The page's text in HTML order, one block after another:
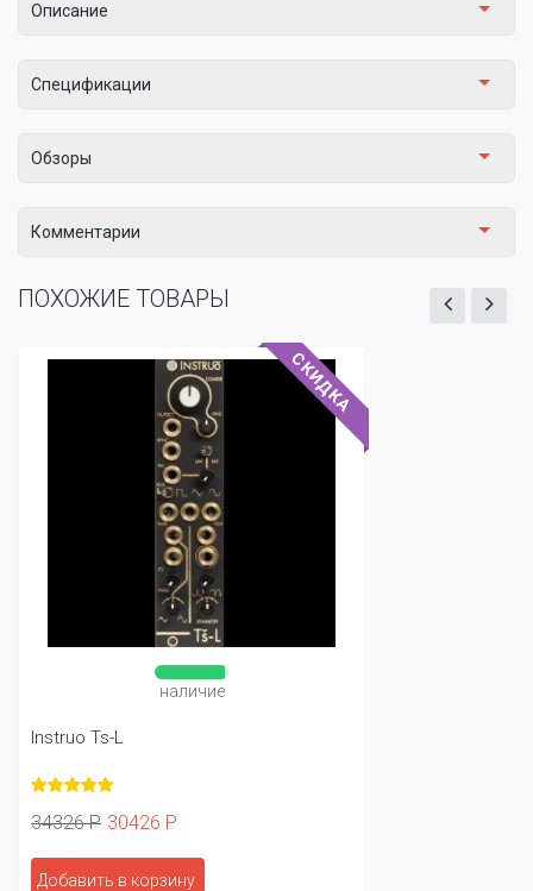
Описание
Спецификации
Обзоры
Комментарии
ПОХОЖИЕ ТОВАРЫ
СКИДКА
наличие
Instruo Ts-L
34326 Р 30426 Р
Добавить в корзину